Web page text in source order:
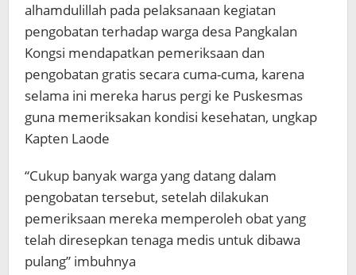
alhamdulillah pada pelaksanaan kegiatan
pengobatan terhadap warga desa Pangkalan
Kongsi mendapatkan pemeriksaan dan
pengobatan gratis secara cuma-cuma, karena
selama ini mereka harus pergi ke Puskesmas
guna memeriksakan kondisi kesehatan, ungkap
Kapten Laode
“Cukup banyak warga yang datang dalam
pengobatan tersebut, setelah dilakukan
pemeriksaan mereka memperoleh obat yang
telah diresepkan tenaga medis untuk dibawa
pulang” imbuhnya